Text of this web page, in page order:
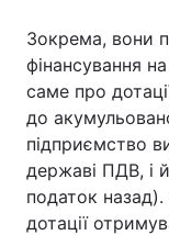
Зокрема, вони
фінансування
саме про
до
підприємство
державі ПДВ, і
податок
дотації